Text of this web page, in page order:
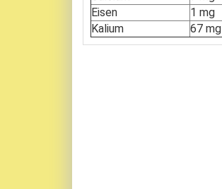
Eisen
1 mg
Kalium
67 mg